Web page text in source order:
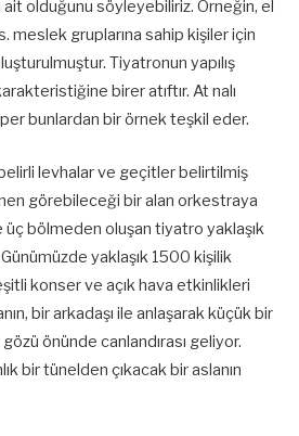
olduğunu söyleyebiliriz. Örneğin, el
meslek gruplarına sahip kişiler için
Tiyatronun yapılış
birer atıftır. At nalı
bunlardan bir örnek teşkil eder.
levhalar ve geçitler belirtilmiş
görebileceği bir alan orkestraya
üç bölmeden oluşan tiyatro yaklaşık
yaklaşık 1500 kişilik
konser ve açık hava etkinlikleri
bir arkadaşı ile anlaşarak küçük bir
önünde canlandırası geliyor.
bir tünelden çıkacak bir aslanın